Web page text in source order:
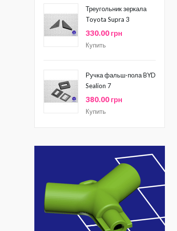
Треугольник зеркала
Toyota Supra 3
330.00 грн
Купить
Ручка фальш-пола BYD
Sealion 7
380.00 грн
Купить